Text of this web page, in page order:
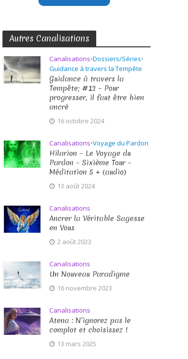
Autres Canalisations
Canalisations•Dossiers/Séries•
Guidance à travers la Tempête
Guidance à travers la
Tempête; #12 – Pour
progresser, il faut être bien
ancré
16 octobre 2024
Canalisations•Voyage du Pardon
Hilarion – Le Voyage du
Pardon – Sixième Tour –
Méditation 5 + (audio)
13 août 2024
Canalisations
Ancrer la Véritable Sagesse
en Vous
2 août 2023
Canalisations
Un Nouveau Paradigme
16 novembre 2023
Canalisations
Atena : N’ignorez pas le
complot et choisissez !
13 mars 2025